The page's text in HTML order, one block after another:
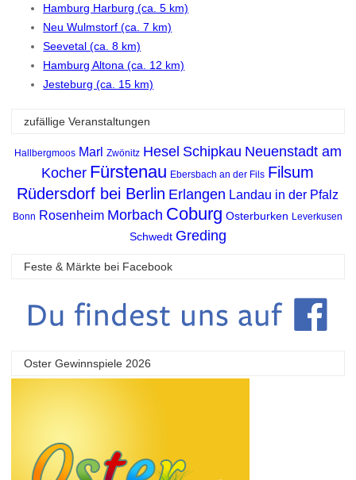
Hamburg Harburg (ca. 5 km)
Neu Wulmstorf (ca. 7 km)
Seevetal (ca. 8 km)
Hamburg Altona (ca. 12 km)
Jesteburg (ca. 15 km)
zufällige Veranstaltungen
Hallbergmoos Marl Zwönitz Hesel Schipkau Neuenstadt am
Kocher Fürstenau Ebersbach an der Fils Filsum
Rüdersdorf bei Berlin Erlangen Landau in der Pfalz
Bonn Rosenheim Morbach Coburg Osterburken Leverkusen
Schwedt Greding
Feste & Märkte bei Facebook
Oster Gewinnspiele 2026